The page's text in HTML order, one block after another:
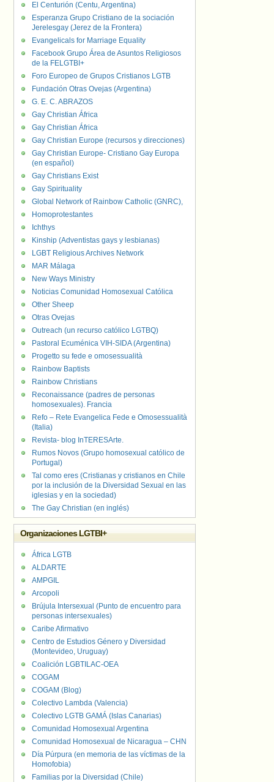
El Centurión (Centu, Argentina)
Esperanza Grupo Cristiano de la sociación
Jerelesgay (Jerez de la Frontera)
Evangelicals for Marriage Equality
Facebook Grupo Área de Asuntos Religiosos
de la FELGTBI+
Foro Europeo de Grupos Cristianos LGTB
Fundación Otras Ovejas (Argentina)
G. E. C. ABRAZOS
Gay Christian África
Gay Christian África
Gay Christian Europe (recursos y direcciones)
Gay Christian Europe- Cristiano Gay Europa
(en español)
Gay Christians Exist
Gay Spirituality
Global Network of Rainbow Catholic (GNRC),
Homoprotestantes
Ichthys
Kinship (Adventistas gays y lesbianas)
LGBT Religious Archives Network
MAR Málaga
New Ways Ministry
Noticias Comunidad Homosexual Católica
Other Sheep
Otras Ovejas
Outreach (un recurso católico LGTBQ)
Pastoral Ecuménica VIH-SIDA (Argentina)
Progetto su fede e omosessualità
Rainbow Baptists
Rainbow Christians
Reconaissance (padres de personas
homosexuales). Francia
Refo – Rete Evangelica Fede e Omosessualità
(Italia)
Revista- blog InTERESArte.
Rumos Novos (Grupo homosexual católico de
Portugal)
Tal como eres (Cristianas y cristianos en Chile
por la inclusión de la Diversidad Sexual en las
iglesias y en la sociedad)
The Gay Christian (en inglés)
Organizaciones LGTBI+
África LGTB
ALDARTE
AMPGIL
Arcopoli
Brújula Intersexual (Punto de encuentro para
personas intersexuales)
Caribe Afirmativo
Centro de Estudios Género y Diversidad
(Montevideo, Uruguay)
Coalición LGBTILAC-OEA
COGAM
COGAM (Blog)
Colectivo Lambda (Valencia)
Colectivo LGTB GAMÁ (Islas Canarias)
Comunidad Homosexual Argentina
Comunidad Homosexual de Nicaragua – CHN
Día Púrpura (en memoria de las víctimas de la
Homofobia)
Familias por la Diversidad (Chile)